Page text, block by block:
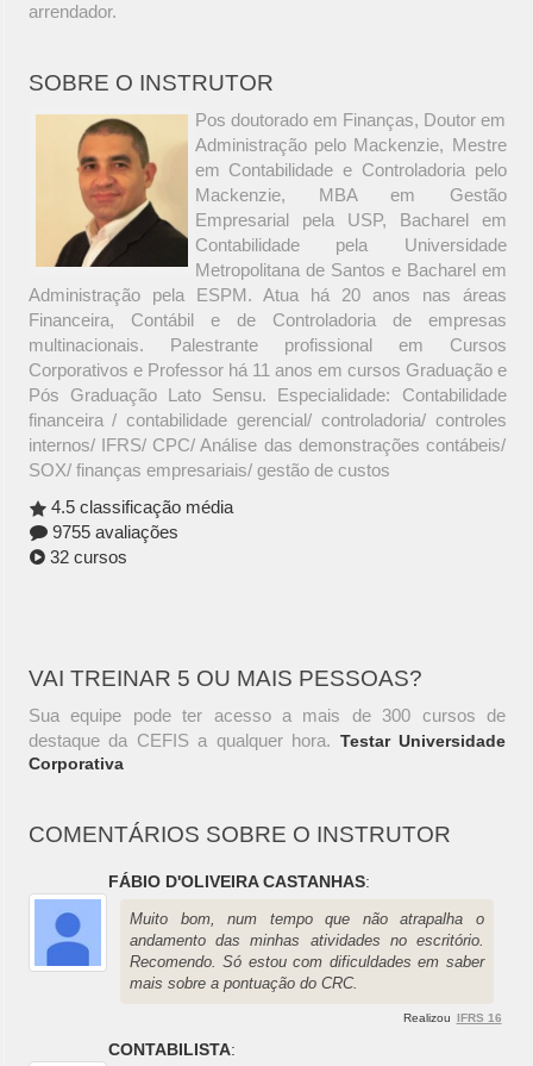
arrendador.
SOBRE O INSTRUTOR
Pos doutorado em Finanças, Doutor em
Administração pelo Mackenzie, Mestre
em Contabilidade e Controladoria pelo
Mackenzie, MBA em Gestão
Empresarial pela USP, Bacharel em
Contabilidade pela Universidade
Metropolitana de Santos e Bacharel em
Administração pela ESPM. Atua há 20 anos nas áreas
Financeira, Contábil e de Controladoria de empresas
multinacionais. Palestrante profissional em Cursos
Corporativos e Professor há 11 anos em cursos Graduação e
Pós Graduação Lato Sensu. Especialidade: Contabilidade
financeira / contabilidade gerencial/ controladoria/ controles
internos/ IFRS/ CPC/ Análise das demonstrações contábeis/
SOX/ finanças empresariais/ gestão de custos
4.5 classificação média
9755 avaliações
32 cursos
VAI TREINAR 5 OU MAIS PESSOAS?
Sua equipe pode ter acesso a mais de 300 cursos de
destaque da CEFIS a qualquer hora. Testar Universidade
Corporativa
COMENTÁRIOS SOBRE O INSTRUTOR
FÁBIO D'OLIVEIRA CASTANHAS:
Muito bom, num tempo que não atrapalha o
andamento das minhas atividades no escritório.
Recomendo. Só estou com dificuldades em saber
mais sobre a pontuação do CRC.
Realizou IFRS 16
CONTABILISTA: